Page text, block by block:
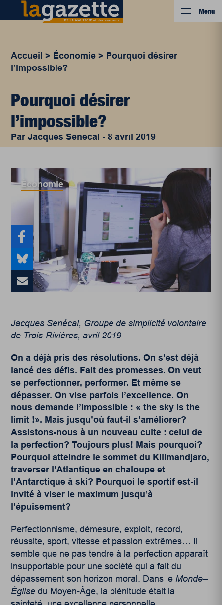
Menu
Accueil > Économie > Pourquoi désirer
l’impossible?
Pourquoi désirer
l’impossible?
ParJacques Senecal -8 avril 2019
Économie
Jacques Senécal, Groupe de simplicité volontaire
de Trois-Rivières, avril 2019
On a déjà pris des résolutions. On s’est déjà
lancé des défis. Fait des promesses. On veut
se perfectionner, performer. Et même se
dépasser. On vise parfois l’excellence. On
nous demande l’impossible : « the sky is the
limit !». Mais jusqu’où faut-il s’améliorer?
Assistons-nous à un nouveau culte : celui de
la perfection? Toujours plus! Mais pourquoi?
Pourquoi atteindre le sommet du Kilimandjaro,
traverser l’Atlantique en chaloupe et
l’Antarctique à ski? Pourquoi le sportif est-il
invité à viser le maximum jusqu’à
l’épuisement?
Perfectionnisme, démesure, exploit, record,
réussite, sport, vitesse et passion extrêmes… Il
semble que ne pas tendre à la perfection apparaît
insupportable pour une société qui a fait du
dépassement son horizon moral. Dans le Monde–
Églisedu Moyen-Âge, la plénitude était la